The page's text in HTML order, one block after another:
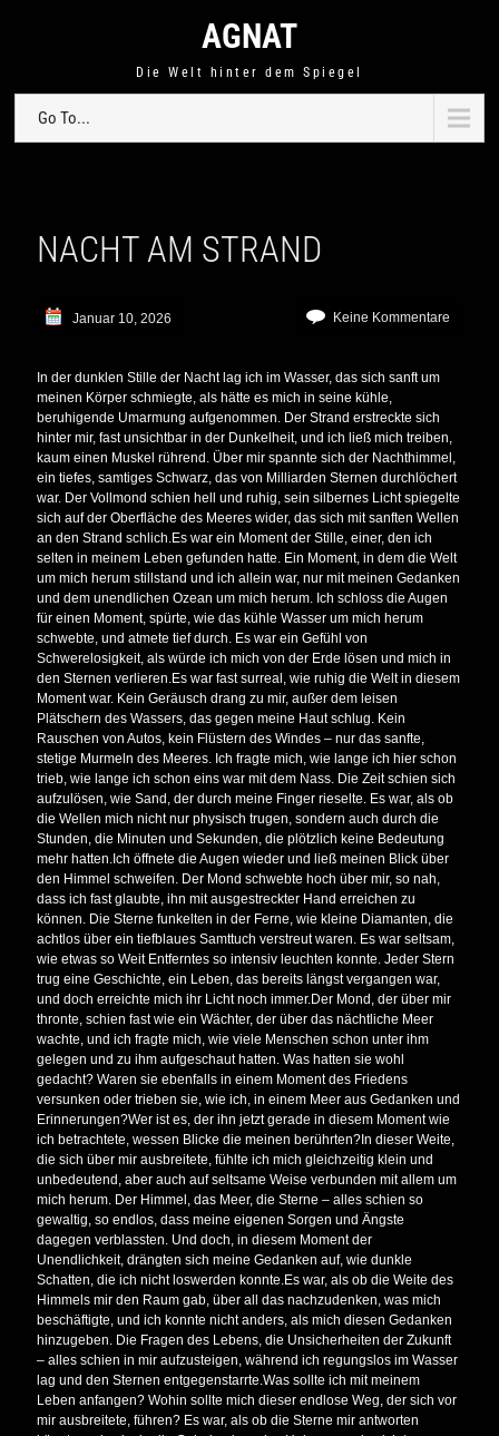
AGNAT
Die Welt hinter dem Spiegel
Go To...
NACHT AM STRAND
Januar 10, 2026 Keine Kommentare
In der dunklen Stille der Nacht lag ich im Wasser, das sich sanft um
meinen Körper schmiegte, als hätte es mich in seine kühle,
beruhigende Umarmung aufgenommen. Der Strand erstreckte sich
hinter mir, fast unsichtbar in der Dunkelheit, und ich ließ mich treiben,
kaum einen Muskel rührend. Über mir spannte sich der Nachthimmel,
ein tiefes, samtiges Schwarz, das von Milliarden Sternen durchlöchert
war. Der Vollmond schien hell und ruhig, sein silbernes Licht spiegelte
sich auf der Oberfläche des Meeres wider, das sich mit sanften Wellen
an den Strand schlich.Es war ein Moment der Stille, einer, den ich
selten in meinem Leben gefunden hatte. Ein Moment, in dem die Welt
um mich herum stillstand und ich allein war, nur mit meinen Gedanken
und dem unendlichen Ozean um mich herum. Ich schloss die Augen
für einen Moment, spürte, wie das kühle Wasser um mich herum
schwebte, und atmete tief durch. Es war ein Gefühl von
Schwerelosigkeit, als würde ich mich von der Erde lösen und mich in
den Sternen verlieren.Es war fast surreal, wie ruhig die Welt in diesem
Moment war. Kein Geräusch drang zu mir, außer dem leisen
Plätschern des Wassers, das gegen meine Haut schlug. Kein
Rauschen von Autos, kein Flüstern des Windes – nur das sanfte,
stetige Murmeln des Meeres. Ich fragte mich, wie lange ich hier schon
trieb, wie lange ich schon eins war mit dem Nass. Die Zeit schien sich
aufzulösen, wie Sand, der durch meine Finger rieselte. Es war, als ob
die Wellen mich nicht nur physisch trugen, sondern auch durch die
Stunden, die Minuten und Sekunden, die plötzlich keine Bedeutung
mehr hatten.Ich öffnete die Augen wieder und ließ meinen Blick über
den Himmel schweifen. Der Mond schwebte hoch über mir, so nah,
dass ich fast glaubte, ihn mit ausgestreckter Hand erreichen zu
können. Die Sterne funkelten in der Ferne, wie kleine Diamanten, die
achtlos über ein tiefblaues Samttuch verstreut waren. Es war seltsam,
wie etwas so Weit Entferntes so intensiv leuchten konnte. Jeder Stern
trug eine Geschichte, ein Leben, das bereits längst vergangen war,
und doch erreichte mich ihr Licht noch immer.Der Mond, der über mir
thronte, schien fast wie ein Wächter, der über das nächtliche Meer
wachte, und ich fragte mich, wie viele Menschen schon unter ihm
gelegen und zu ihm aufgeschaut hatten. Was hatten sie wohl
gedacht? Waren sie ebenfalls in einem Moment des Friedens
versunken oder trieben sie, wie ich, in einem Meer aus Gedanken und
Erinnerungen?Wer ist es, der ihn jetzt gerade in diesem Moment wie
ich betrachtete, wessen Blicke die meinen berührten?In dieser Weite,
die sich über mir ausbreitete, fühlte ich mich gleichzeitig klein und
unbedeutend, aber auch auf seltsame Weise verbunden mit allem um
mich herum. Der Himmel, das Meer, die Sterne – alles schien so
gewaltig, so endlos, dass meine eigenen Sorgen und Ängste
dagegen verblassten. Und doch, in diesem Moment der
Unendlichkeit, drängten sich meine Gedanken auf, wie dunkle
Schatten, die ich nicht loswerden konnte.Es war, als ob die Weite des
Himmels mir den Raum gab, über all das nachzudenken, was mich
beschäftigte, und ich konnte nicht anders, als mich diesen Gedanken
hinzugeben. Die Fragen des Lebens, die Unsicherheiten der Zukunft
– alles schien in mir aufzusteigen, während ich regungslos im Wasser
lag und den Sternen entgegenstarrte.Was sollte ich mit meinem
Leben anfangen? Wohin sollte mich dieser endlose Weg, der sich vor
mir ausbreitete, führen? Es war, als ob die Sterne mir antworten